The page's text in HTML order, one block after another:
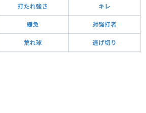
打たれ強さ キレ
緩急 対強打者
荒れ球 逃げ切り